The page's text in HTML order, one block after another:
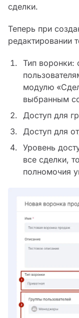
сделки.
Теперь при
редактировании
Тип воронки:
модулю
выбранным
Доступ для
Доступ для
Уровень
все сделки,
полномочия